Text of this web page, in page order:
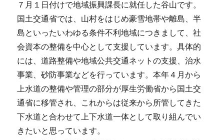
７月１日付けで地域振興課長に就任した谷山です。
国土交通省では、山村をはじめ豪雪地帯や離島、半
島といったいわゆる条件不利地域につきまして、社
会資本の整備を中心として支援しています。具体的
には、道路整備や地域公共交通ネットの支援、治水
事業、砂防事業などを行っています。本年４月から
上水道の整備や管理の部分が厚生労働省から国土交
通省に移管され、これからは従来から所管してきた
下水道と合わせて上下水道一体として取り組んでい
きたいと思っています。